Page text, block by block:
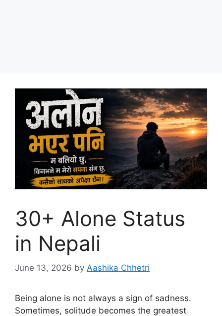
30+ Alone Status
in Nepali
June 13, 2026 by Aashika Chhetri
Being alone is not always a sign of sadness.
Sometimes, solitude becomes the greatest